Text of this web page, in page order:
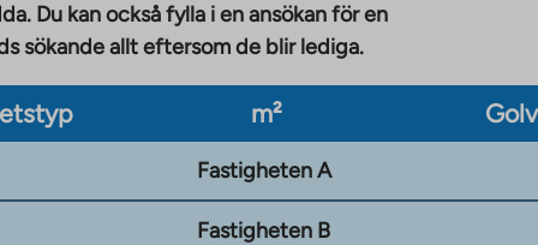
Du kan också fylla i en ansökan för en
sökande allt eftersom de blir lediga.
m² Golv
Fastigheten A
Fastigheten B